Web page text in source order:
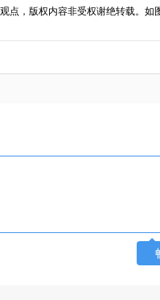
，版权内容非受权谢绝转载。如